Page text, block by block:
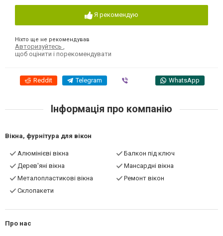
Я рекомендую
Ніхто ще не рекомендував
Авторизуйтесь
щоб оцінити і порекомендувати
Reddit Telegram WhatsApp
Інформація про компанію
Вікна, фурнітура для вікон
Алюмінієві вікна
Балкон під ключ
Дерев'яні вікна
Мансардні вікна
Металопластикові вікна
Ремонт вікон
Склопакети
Про нас